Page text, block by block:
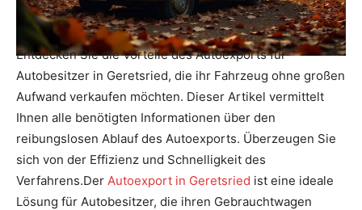
Entdecken Sie die Vorteile des Autoexports für
Autobesitzer in Geretsried, die ihr Fahrzeug ohne großen
Aufwand verkaufen möchten. Dieser Artikel vermittelt
Ihnen alle benötigten Informationen über den
reibungslosen Ablauf des Autoexports. Überzeugen Sie
sich von der Effizienz und Schnelligkeit des
Verfahrens.Der Autoexport in Geretsried ist eine ideale
Lösung für Autobesitzer, die ihren Gebrauchtwagen